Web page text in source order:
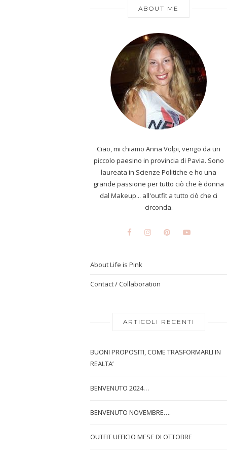
ABOUT ME
Ciao, mi chiamo Anna Volpi, vengo da un
piccolo paesino in provincia di Pavia. Sono
laureata in Scienze Politiche e ho una
grande passione per tutto ciò che è donna
dal Makeup... all'outfit a tutto ciò che ci
circonda.
About Life is Pink
Contact / Collaboration
ARTICOLI RECENTI
BUONI PROPOSITI, COME TRASFORMARLI IN
REALTA’
BENVENUTO 2024…
BENVENUTO NOVEMBRE….
OUTFIT UFFICIO MESE DI OTTOBRE